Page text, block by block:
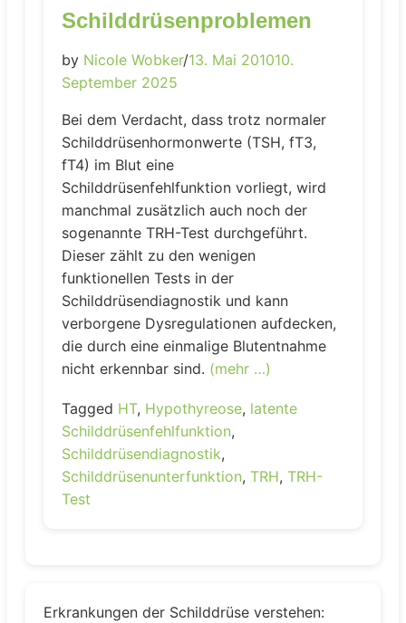
Schilddrüsenproblemen
by Nicole Wobker/13. Mai 201010.
September 2025
Bei dem Verdacht, dass trotz normaler
Schilddrüsenhormonwerte (TSH, fT3,
fT4) im Blut eine
Schilddrüsenfehlfunktion vorliegt, wird
manchmal zusätzlich auch noch der
sogenannte TRH-Test durchgeführt.
Dieser zählt zu den wenigen
funktionellen Tests in der
Schilddrüsendiagnostik und kann
verborgene Dysregulationen aufdecken,
die durch eine einmalige Blutentnahme
nicht erkennbar sind. (mehr …)
Tagged HT, Hypothyreose, latente
Schilddrüsenfehlfunktion,
Schilddrüsendiagnostik,
Schilddrüsenunterfunktion, TRH, TRH-
Test
Erkrankungen der Schilddrüse verstehen: